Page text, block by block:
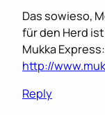
Das sowieso,
für den Herd
Mukka Express:
http://
Reply